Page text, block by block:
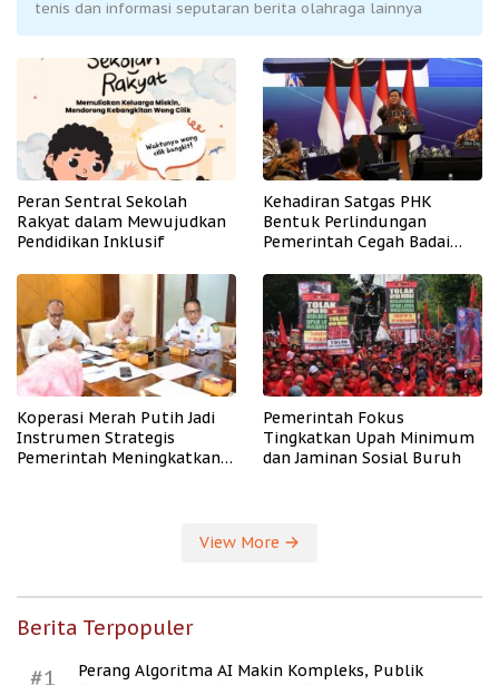
tenis dan informasi seputaran berita olahraga lainnya
Peran Sentral Sekolah
Rakyat dalam Mewujudkan
Pendidikan Inklusif
Kehadiran Satgas PHK
Bentuk Perlindungan
Pemerintah Cegah Badai
Koperasi Merah Putih Jadi
Instrumen Strategis
Pemerintah Meningkatkan
Pemerintah Fokus
Tingkatkan Upah Minimum
dan Jaminan Sosial Buruh
View More
Berita Terpopuler
#1
Perang Algoritma AI Makin Kompleks, Publik